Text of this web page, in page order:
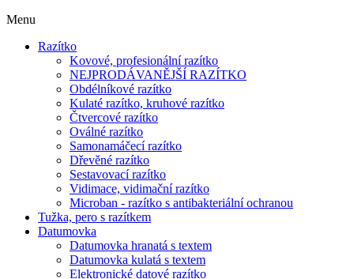
Menu
Razítko
Kovové, profesionální razítko
NEJPRODÁVANĚJŠÍ RAZÍTKO
Obdélníkové razítko
Kulaté razítko, kruhové razítko
Čtvercové razítko
Oválné razítko
Samonamáčecí razítko
Dřevěné razítko
Sestavovací razítko
Vidimace, vidimační razítko
Microban - razítko s antibakteriální ochranou
Tužka, pero s razítkem
Datumovka
Datumovka hranatá s textem
Datumovka kulatá s textem
Elektronické datové razítko